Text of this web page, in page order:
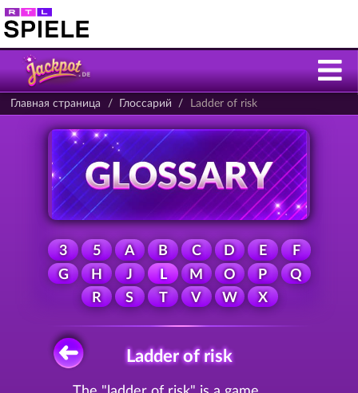
Главная страница Глоссарий Ladder of risk
3 5 A B C D E
F
G
H J L M O P
Q
R
S T V W X
Ladder of risk